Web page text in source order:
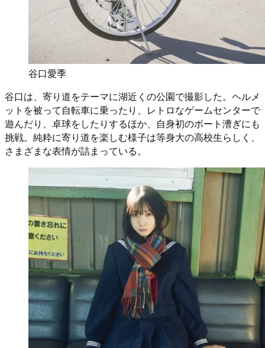
谷口愛季
谷口は、寄り道をテーマに湖近くの公園で撮影した。ヘルメ
ットを被って自転車に乗ったり、レトロなゲームセンターで
遊んだり、卓球をしたりするほか、自身初のボート漕ぎにも
挑戦。純粋に寄り道を楽しむ様子は等身大の高校生らしく、
さまざまな表情が詰まっている。